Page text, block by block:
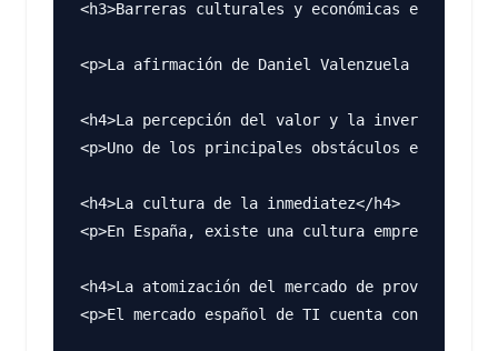
<h3>Barreras culturales y económicas en el
<p>La afirmación de Daniel Valenzuela
<h4>La percepción del valor y la inversión</h4>
<p>Uno de los principales obstáculos es la
<h4>La cultura de la inmediatez</h4>
<p>En España, existe una cultura
<h4>La atomización del mercado de proveedores</
<p>El mercado español de TI cuenta con una